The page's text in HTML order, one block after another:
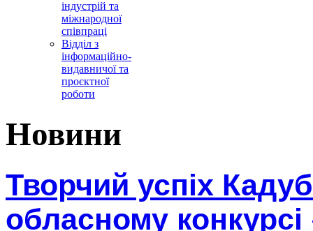
індустрій та
міжнародної
співпраці
Відділ з
інформаційно-
видавничої та
проєктної
роботи
Новини
Творчий успіх
обласному